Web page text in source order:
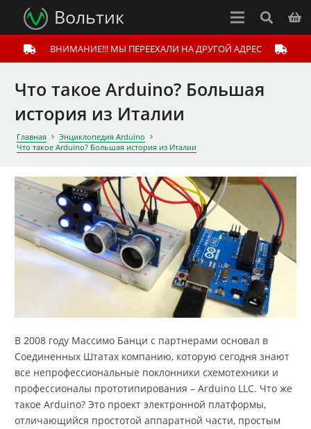
Вольтик
ВНИМАНИЕ!!! МЫ ПЕРЕЕХАЛИ НА ДРУГОЙ АДРЕС
Что такое Arduino? Большая
история из Италии
Главная
Энциклопедия Arduino
Что такое Arduino? Большая история из Италии
В 2008 году Массимо Банци с партнерами основал в
Соединенных Штатах компанию, которую сегодня знают
все непрофессиональные поклонники схемотехники и
профессионалы прототипирования – Arduino LLC. Что же
такое Arduino? Это проект электронной платформы,
отличающийся простотой аппаратной части, простым